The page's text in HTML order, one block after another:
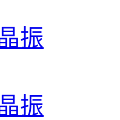
振
振